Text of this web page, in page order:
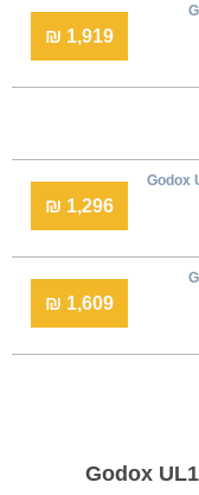
1,919 ₪
Godox
1,296 ₪
1,609 ₪